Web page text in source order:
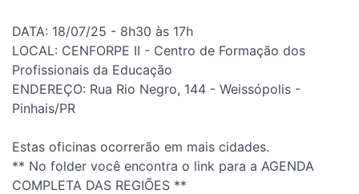
DATA: 18/07/25 - 8h30 às 17h
LOCAL: CENFORPE II - Centro de Formação dos
Profissionais da Educação
ENDEREÇO: Rua Rio Negro, 144 - Weissópolis -
Pinhais/PR
Estas oficinas ocorrerão em mais cidades.
** No folder você encontra o link para a AGENDA
COMPLETA DAS REGIÕES **